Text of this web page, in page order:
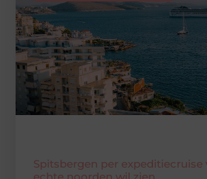
Spitsbergen per expeditiecruise